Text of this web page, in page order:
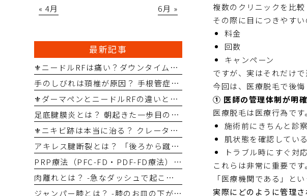
複数のクリニックを比較
その際に目につきやすい
料金
回数
キャンペーン
ですが、実はそれだけで
今回は、医療脱毛で後
① 医師の管理体制が明
医療脱毛は医療行為です。
施術前にきちんと診
肌状態を確認してい
トラブル時にすぐ対
これらは非常に重要です。
「医療機関である」とい
実際にどのように管理
« 4月 6月 »
最新記事
⚜️ニードルRFは痛い？ダウンタイムはどれくらい？ ― 治療前に知っておきたいポイント ―
手のしびれは頚椎が原因？ 手根管症候群との違いを整形外科医が解説
⚜️ダーマペンとニードルRFの違いとは？ あなたに合う治療はどちら？
足底腱膜炎とは？ 朝起きた一歩目のかかとの痛み、その原因は？
⚜️ニキビ跡は本当に治る？ クレーター治療の選択肢
アキレス腱断裂とは？ 「後ろから蹴られた感じ」が危険サイン
PRP療法（PFC-FD・PDF-FD療法）はどんな病気に適応がある？ ～整形外科専門医が再生医療の適応をわかりやすく解説～
肉離れとは？ -急なダッシュで起こるスポーツ外傷-
ジャンパー膝とは？ -膝のお皿の下が痛くなる原因-